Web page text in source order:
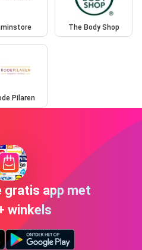
The Body Shop
Pilaren
gratis app met
winkels